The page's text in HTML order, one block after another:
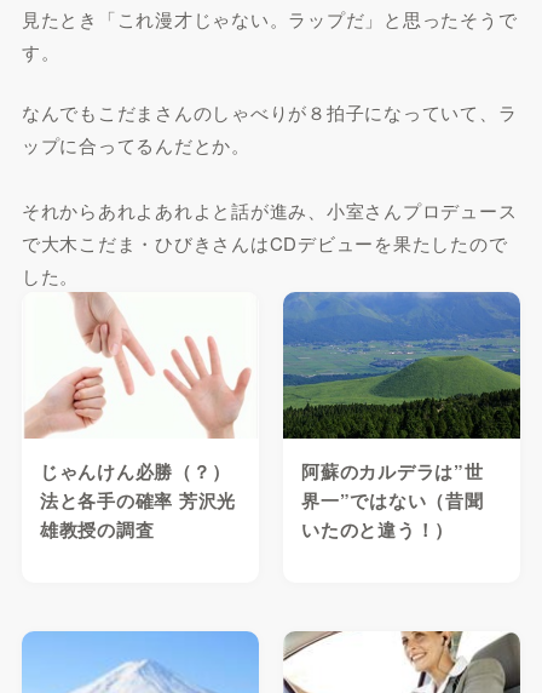
見たとき「これ漫才じゃない。ラップだ」と思ったそうで
す。
なんでもこだまさんのしゃべりが８拍子になっていて、ラ
ップに合ってるんだとか。
それからあれよあれよと話が進み、小室さんプロデュース
で大木こだま・ひびきさんはCDデビューを果たしたので
した。
じゃんけん必勝（？）
法と各手の確率 芳沢光
雄教授の調査
阿蘇のカルデラは”世
界一”ではない（昔聞
いたのと違う！）